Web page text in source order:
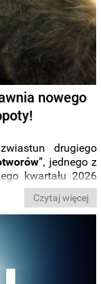
nowego
drugiego
”, jednego z
kwartału 2026
fiction zadebiutuje
sezon,
co tydzień.
Czytaj więcej